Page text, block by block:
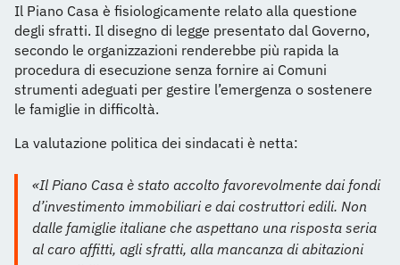
Il Piano Casa è fisiologicamente relato alla questione
degli sfratti. Il disegno di legge presentato dal Governo,
secondo le organizzazioni renderebbe più rapida la
procedura di esecuzione senza fornire ai Comuni
strumenti adeguati per gestire l’emergenza o sostenere
le famiglie in difficoltà.
La valutazione politica dei sindacati è netta:
«Il Piano Casa è stato accolto favorevolmente dai fondi
d’investimento immobiliari e dai costruttori edili. Non
dalle famiglie italiane che aspettano una risposta seria
al caro affitti, agli sfratti, alla mancanza di abitazioni